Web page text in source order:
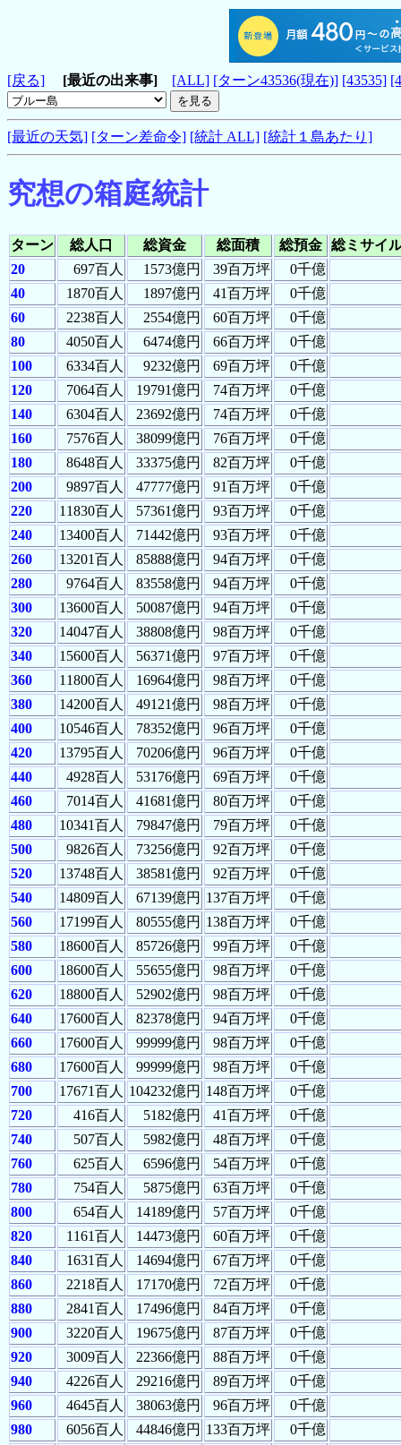
[戻る] [最近の出来事] [ALL] [ターン43536(現在)] [43535]
[最近の天気] [ターン差命令] [統計 ALL] [統計１島あたり]
究想の箱庭統計
ターン 総人口 総資金 総面積 総預金 総ミサイ
20
697百人 1573億円 39百万坪
0千億
40
1870百人 1897億円 41百万坪
0千億
60
2238百人 2554億円 60百万坪
0千億
80
4050百人 6474億円 66百万坪
0千億
100
6334百人 9232億円 69百万坪
0千億
120
7064百人 19791億円 74百万坪
0千億
140
6304百人 23692億円 74百万坪
0千億
160
7576百人 38099億円 76百万坪
0千億
180
8648百人 33375億円 82百万坪
0千億
200
9897百人 47777億円 91百万坪
0千億
220
11830百人 57361億円 93百万坪
0千億
240
13400百人 71442億円 93百万坪
0千億
260
13201百人 85888億円 94百万坪
0千億
280
9764百人 83558億円 94百万坪
0千億
300
13600百人 50087億円 94百万坪
0千億
320
14047百人 38808億円 98百万坪
0千億
340
15600百人 56371億円 97百万坪
0千億
360
11800百人 16964億円 98百万坪
0千億
380
14200百人 49121億円 98百万坪
0千億
400
10546百人 78352億円 96百万坪
0千億
420
13795百人 70206億円 96百万坪
0千億
440
4928百人 53176億円 69百万坪
0千億
460
7014百人 41681億円 80百万坪
0千億
480
10341百人 79847億円 79百万坪
0千億
500
9826百人 73256億円 92百万坪
0千億
520
13748百人 38581億円 92百万坪
0千億
540
14809百人 67139億円 137百万坪
0千億
560
17199百人 80555億円 138百万坪
0千億
580
18600百人 85726億円 99百万坪
0千億
600
18600百人 55655億円 98百万坪
0千億
620
18800百人 52902億円 98百万坪
0千億
640
17600百人 82378億円 94百万坪
0千億
660
17600百人 99999億円 98百万坪
0千億
680
17600百人 99999億円 98百万坪
0千億
700
17671百人 104232億円 148百万坪
0千億
720
416百人 5182億円 41百万坪
0千億
740
507百人 5982億円 48百万坪
0千億
760
625百人 6596億円 54百万坪
0千億
780
754百人 5875億円 63百万坪
0千億
800
654百人 14189億円 57百万坪
0千億
820
1161百人 14473億円 60百万坪
0千億
840
1631百人 14694億円 67百万坪
0千億
860
2218百人 17170億円 72百万坪
0千億
880
2841百人 17496億円 84百万坪
0千億
900
3220百人 19675億円 87百万坪
0千億
920
3009百人 22366億円 88百万坪
0千億
940
4226百人 29216億円 89百万坪
0千億
960
4645百人 38063億円 96百万坪
0千億
980
6056百人 44846億円 133百万坪
0千億